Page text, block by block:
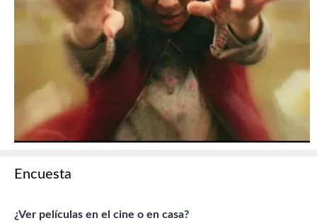
Encuesta
¿Ver películas en el cine o en casa?